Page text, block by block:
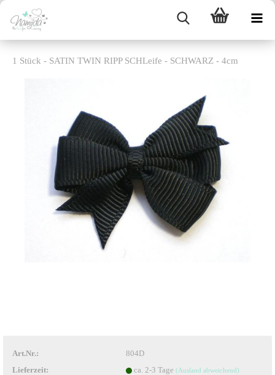
1 Stück - SATIN TWIN RIPP SCHLeife - SCHWARZ - 4cm
Art.Nr.:
804D
Lieferzeit:
ca. 2-3 Tage (Ausland abweichend)